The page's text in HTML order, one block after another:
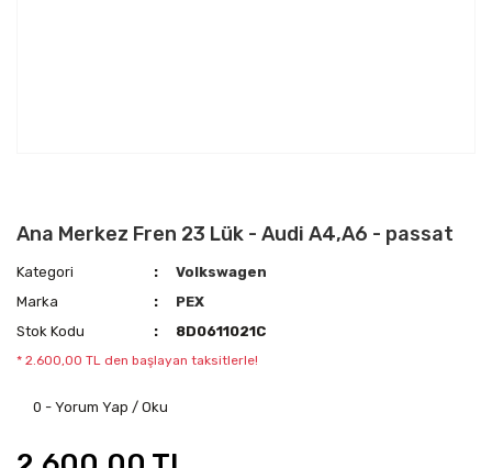
Ana Merkez Fren 23 Lük - Audi A4,A6 - passat
Kategori
Volkswagen
Marka
PEX
Stok Kodu
8D0611021C
* 2.600,00 TL den başlayan taksitlerle!
0 - Yorum Yap / Oku